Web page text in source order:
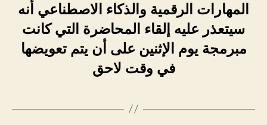
المهارات الرقمية والذكاء الاصطناعي أنه
سيتعذر عليه إلقاء المحاضرة التي كانت
مبرمجة يوم الإثنين على أن يتم تعويضها
في وقت لاحق